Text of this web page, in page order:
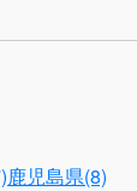
鹿児島県(8)